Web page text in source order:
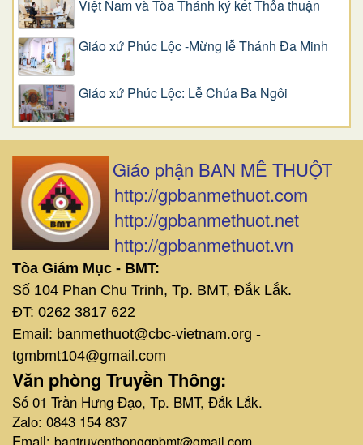
Việt Nam và Tòa Thánh ký kết Thỏa thuận
Giáo xứ Phúc Lộc -Mừng lễ Thánh Đa Minh
Giáo xứ Phúc Lộc: Lễ Chúa Ba Ngôi
Giáo phận BAN MÊ THUỘT
http://gpbanmethuot.com
http://gpbanmethuot.net
http://gpbanmethuot.vn
Tòa Giám Mục - BMT:
Số 104 Phan Chu Trinh, Tp. BMT, Đắk Lắk.
ĐT: 0262 3817 622
Email: banmethuot@cbc-vietnam.org -
tgmbmt104@gmail.com
Văn phòng Truyền Thông:
Số 01 Trần Hưng Đạo, Tp. BMT, Đắk Lắk.
Zalo: 0843 154 837
Email: